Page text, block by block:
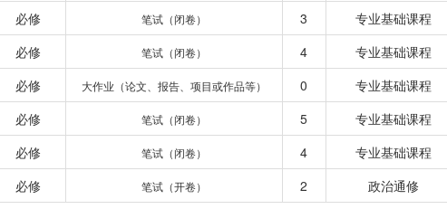
必修 笔试（闭卷） 3
专业基础课程
必修 笔试（闭卷） 4
专业基础课程
必修 大作业（论文、报告、项目或作品等） 0
专业基础课程
必修 笔试（闭卷） 5
专业基础课程
必修 笔试（闭卷） 4
专业基础课程
必修 笔试（开卷） 2 政治通修